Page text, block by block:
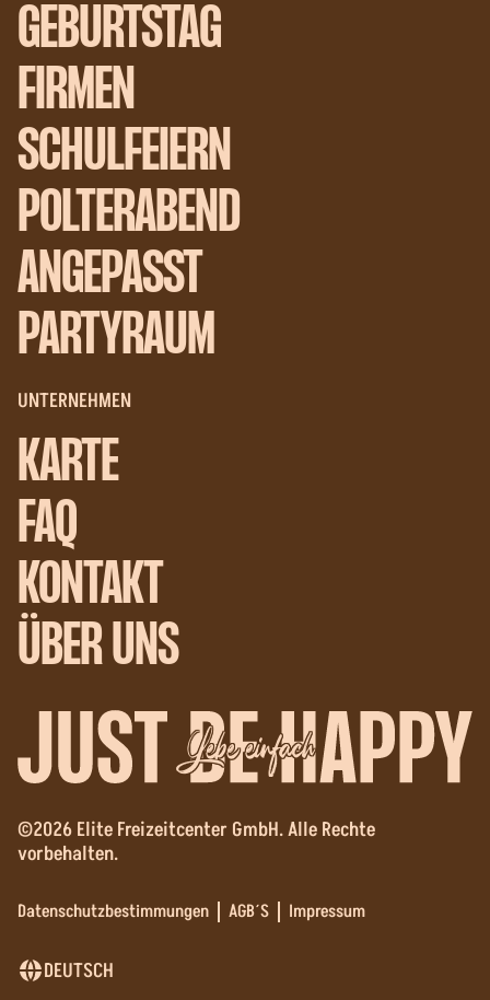
GEBURTSTAG
FIRMEN
SCHULFEIERN
POLTERABEND
ANGEPASST
PARTYRAUM
UNTERNEHMEN
KARTE
FAQ
KONTAKT
ÜBER UNS
Lebe einfach
©2026 Elite Freizeitcenter GmbH. Alle Rechte
vorbehalten.
Datenschutzbestimmungen AGB´S Impressum
DEUTSCH